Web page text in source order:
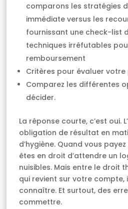
comparons les stratégies
immédiate versus les
fournissant une check-list
techniques irréfutables
remboursement
Critères pour évaluer votre
Comparez les différentes
décider.
La réponse courte, c’est oui.
obligation de résultat en
d’hygiène. Quand vous
êtes en droit d’attendre un
nuisibles. Mais entre le droit
qui revient sur votre compte,
connaître. Et surtout, des
commettre.